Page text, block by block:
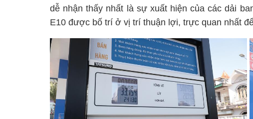
dễ nhận thấy nhất là sự xuất hiện của các dải
E10 được bố trí ở vị trí thuận lợi, trực quan nhất